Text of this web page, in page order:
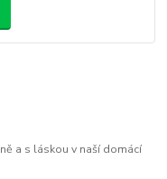
a s láskou v naší domácí